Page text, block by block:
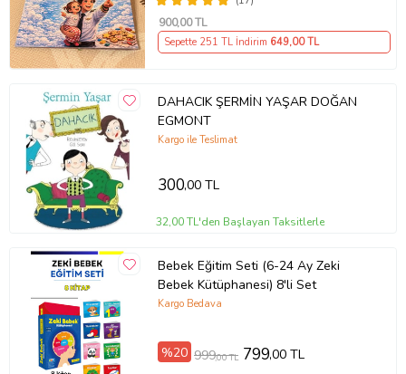
Kapak Türü: Karton kapak
Sayfa Sayısı: 40
Kağıt Cinsi: Kitap Kağıdı
Çevirmen:
Ürün Kodu:kcm81382552
900,00 TL
Sepette 251 TL İndirim 649,00 TL
DAHACIK ŞERMİN YAŞAR DOĞAN
EGMONT
Kargo ile Teslimat
300,00 TL
32,00 TL'den Başlayan Taksitlerle
Bebek Eğitim Seti (6-24 Ay Zeki
Bebek Kütüphanesi) 8'li Set
Kargo Bedava
%20 999,00 TL 799,00 TL